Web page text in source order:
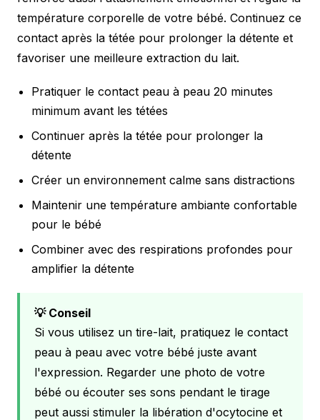
température corporelle de votre bébé. Continuez ce
contact après la tétée pour prolonger la détente et
favoriser une meilleure extraction du lait.
Pratiquer le contact peau à peau 20 minutes
minimum avant les tétées
Continuer après la tétée pour prolonger la
détente
Créer un environnement calme sans distractions
Maintenir une température ambiante confortable
pour le bébé
Combiner avec des respirations profondes pour
amplifier la détente
💡 Conseil
Si vous utilisez un tire-lait, pratiquez le contact
peau à peau avec votre bébé juste avant
l'expression. Regarder une photo de votre
bébé ou écouter ses sons pendant le tirage
peut aussi stimuler la libération d'ocytocine et